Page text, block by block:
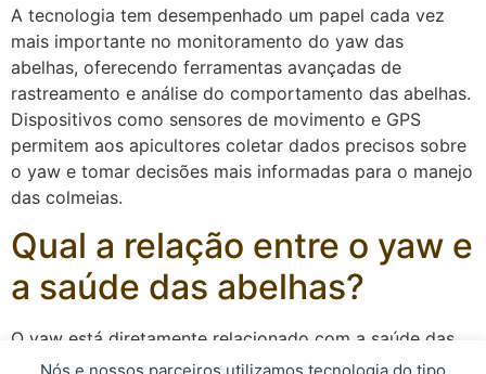
A tecnologia tem desempenhado um papel cada vez
mais importante no monitoramento do yaw das
abelhas, oferecendo ferramentas avançadas de
rastreamento e análise do comportamento das abelhas.
Dispositivos como sensores de movimento e GPS
permitem aos apicultores coletar dados precisos sobre
o yaw e tomar decisões mais informadas para o manejo
das colmeias.
Qual a relação entre o yaw e
a saúde das abelhas?
O yaw está diretamente relacionado com a saúde das
abelhas, pois um comportamento desordenado ou